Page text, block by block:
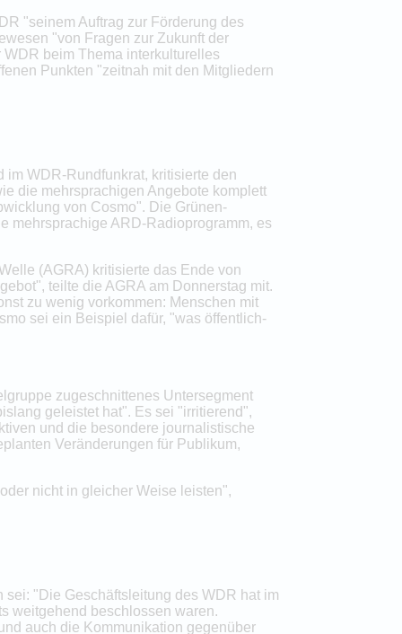
"seinem Auftrag zur Förderung des
"von Fragen zur Zukunft der
beim Thema interkulturelles
Punkten "zeitnah mit den Mitgliedern
WDR-Rundfunkrat, kritisierte den
die mehrsprachigen Angebote komplett
von Cosmo". Die Grünen-
mehrsprachige ARD-Radioprogramm, es
(AGRA) kritisierte das Ende von
teilte die AGRA am Donnerstag mit.
zu wenig vorkommen: Menschen mit
sei ein Beispiel dafür, "was öffentlich-
zugeschnittenes Untersegment
geleistet hat". Es sei "irritierend",
und die besondere journalistische
Veränderungen für Publikum,
nicht in gleicher Weise leisten",
"Die Geschäftsleitung des WDR hat im
weitgehend beschlossen waren.
auch die Kommunikation gegenüber